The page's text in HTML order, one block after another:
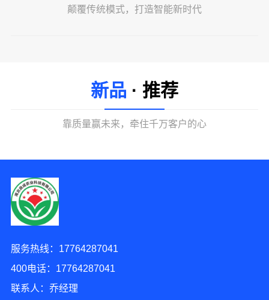
颠覆传统模式，打造智能新时代
新品 · 推荐
靠质量赢未来，牵住千万客户的心
服务热线：17764287041
400电话：17764287041
联系人：乔经理
2分钟前 钟先生 正在咨询
2分钟前 段先生 正在咨询